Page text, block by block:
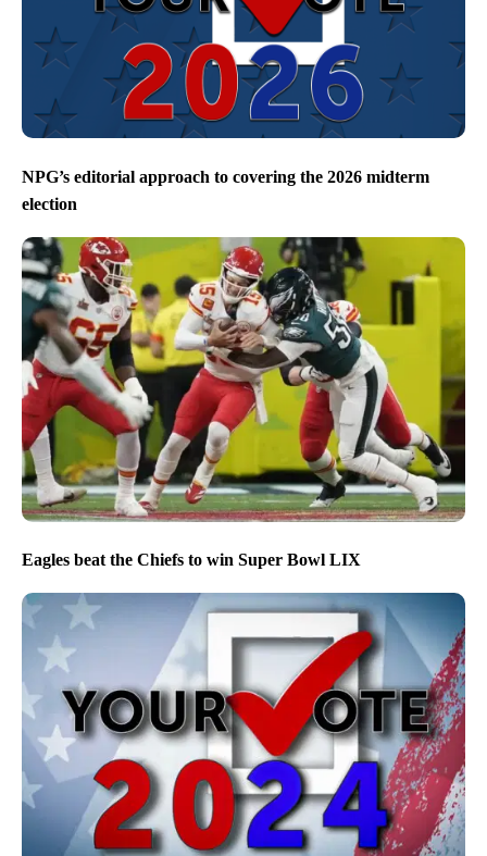
NPG’s editorial approach to covering the 2026 midterm
election
Eagles beat the Chiefs to win Super Bowl LIX